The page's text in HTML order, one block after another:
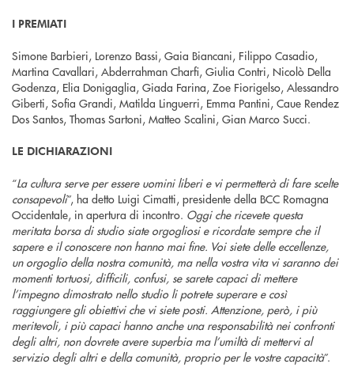
I PREMIATI
Simone Barbieri, Lorenzo Bassi, Gaia Biancani, Filippo Casadio,
Martina Cavallari, Abderrahman Charfi, Giulia Contri, Nicolò Della
Godenza, Elia Donigaglia, Giada Farina, Zoe Fiorigelso, Alessandro
Giberti, Sofia Grandi, Matilda Linguerri, Emma Pantini, Caue Rendez
Dos Santos, Thomas Sartoni, Matteo Scalini, Gian Marco Succi.
LE DICHIARAZIONI
“La cultura serve per essere uomini liberi e vi permetterà di fare scelte
consapevoli”, ha detto Luigi Cimatti, presidente della BCC Romagna
Occidentale, in apertura di incontro. Oggi che ricevete questa
meritata borsa di studio siate orgogliosi e ricordate sempre che il
sapere e il conoscere non hanno mai fine. Voi siete delle eccellenze,
un orgoglio della nostra comunità, ma nella vostra vita vi saranno dei
momenti tortuosi, difficili, confusi, se sarete capaci di mettere
l’impegno dimostrato nello studio li potrete superare e così
raggiungere gli obiettivi che vi siete posti. Attenzione, però, i più
meritevoli, i più capaci hanno anche una responsabilità nei confronti
degli altri, non dovrete avere superbia ma l’umiltà di mettervi al
servizio degli altri e della comunità, proprio per le vostre capacità”.